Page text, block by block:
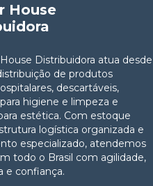
House
Distribuidora atua desde
de produtos
descartáveis,
higiene e limpeza e
estética. Com estoque
logística organizada e
especializado, atendemos
todo o Brasil com agilidade,
e confiança.